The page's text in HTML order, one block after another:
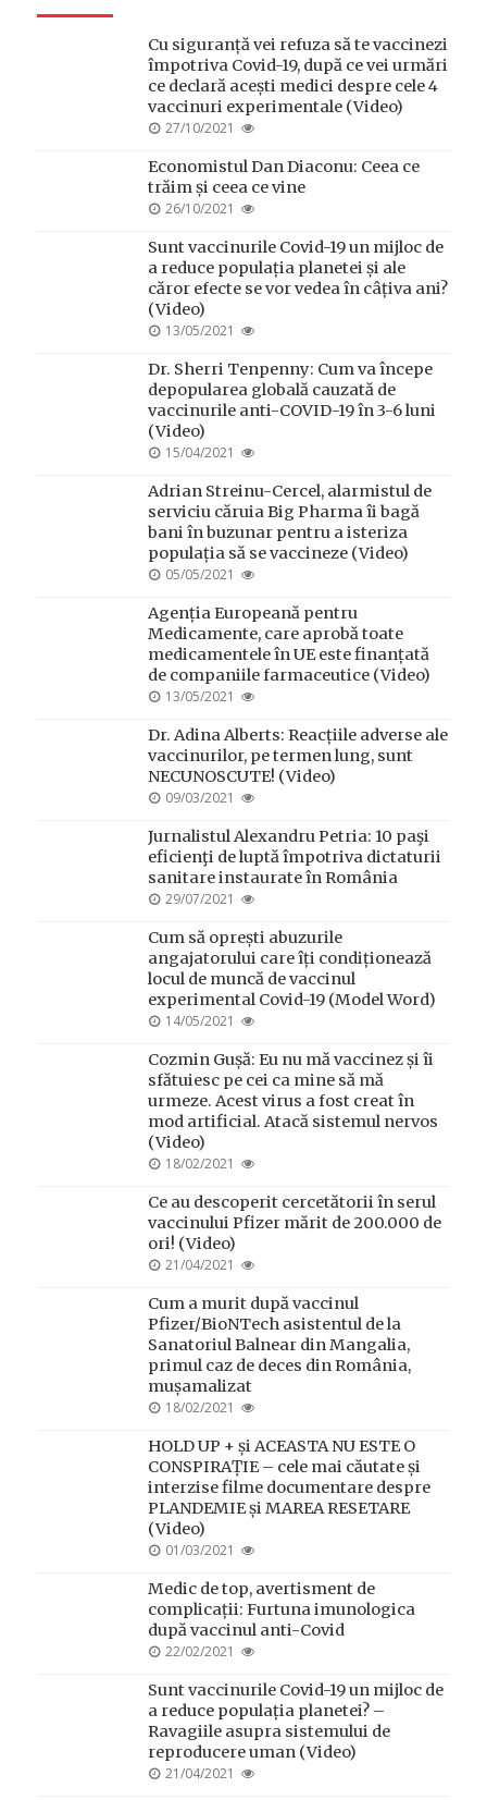
Cu siguranță vei refuza să te vaccinezi
împotriva Covid-19, după ce vei urmări
ce declară acești medici despre cele 4
vaccinuri experimentale (Video)
POSTED
27/10/2021
Economistul Dan Diaconu: Ceea ce
trăim și ceea ce vine
POSTED
26/10/2021
Sunt vaccinurile Covid-19 un mijloc de
a reduce populația planetei și ale
căror efecte se vor vedea în câțiva ani?
(Video)
POSTED
13/05/2021
Dr. Sherri Tenpenny: Cum va începe
depopularea globală cauzată de
vaccinurile anti-COVID-19 în 3-6 luni
(Video)
POSTED
15/04/2021
Adrian Streinu-Cercel, alarmistul de
serviciu căruia Big Pharma îi bagă
bani în buzunar pentru a isteriza
populația să se vaccineze (Video)
POSTED
05/05/2021
Agenția Europeană pentru
Medicamente, care aprobă toate
medicamentele în UE este finanțată
de companiile farmaceutice (Video)
POSTED
13/05/2021
Dr. Adina Alberts: Reacțiile adverse ale
vaccinurilor, pe termen lung, sunt
NECUNOSCUTE! (Video)
POSTED
09/03/2021
Jurnalistul Alexandru Petria: 10 paşi
eficienţi de luptă împotriva dictaturii
sanitare instaurate în România
POSTED
29/07/2021
Cum să oprești abuzurile
angajatorului care îți condiționează
locul de muncă de vaccinul
experimental Covid-19 (Model Word)
POSTED
14/05/2021
Cozmin Gușă: Eu nu mă vaccinez și îi
sfătuiesc pe cei ca mine să mă
urmeze. Acest virus a fost creat în
mod artificial. Atacă sistemul nervos
(Video)
POSTED
18/02/2021
Ce au descoperit cercetătorii în serul
vaccinului Pfizer mărit de 200.000 de
ori! (Video)
POSTED
21/04/2021
Cum a murit după vaccinul
Pfizer/BioNTech asistentul de la
Sanatoriul Balnear din Mangalia,
primul caz de deces din România,
mușamalizat
POSTED
18/02/2021
HOLD UP + și ACEASTA NU ESTE O
CONSPIRAȚIE – cele mai căutate și
interzise filme documentare despre
PLANDEMIE și MAREA RESETARE
(Video)
POSTED
01/03/2021
Medic de top, avertisment de
complicații: Furtuna imunologica
după vaccinul anti-Covid
POSTED
22/02/2021
Sunt vaccinurile Covid-19 un mijloc de
a reduce populația planetei? –
Ravagiile asupra sistemului de
reproducere uman (Video)
POSTED
21/04/2021